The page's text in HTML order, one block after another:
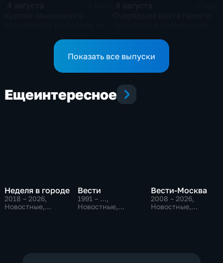
Показать все выпуски
Ещеинтересное
Неделя в городе
2018 – 2026,
Новостные,
Вести
1991 – …,
Новостные,
Вести-Москва
2008 – 2026,
Новостные,